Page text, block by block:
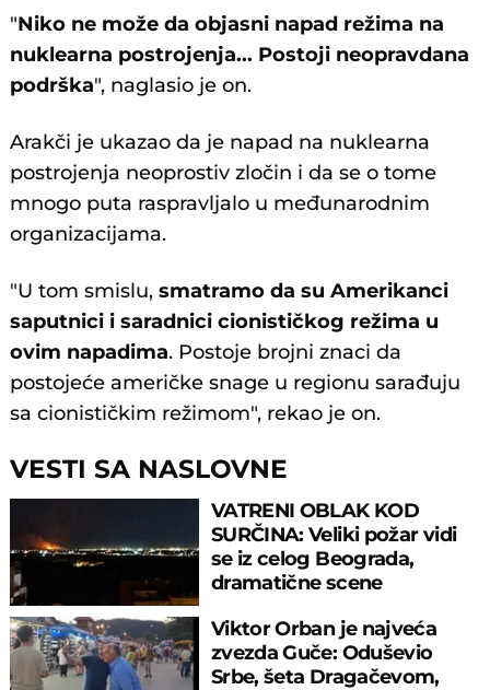
"Niko ne može da objasni napad režima na
nuklearna postrojenja... Postoji neopravdana
podrška", naglasio je on.
Arakči je ukazao da je napad na nuklearna
postrojenja neoprostiv zločin i da se o tome
mnogo puta raspravljalo u međunarodnim
organizacijama.
"U tom smislu,smatramo da su Amerikanci
saputnici i saradnici cionističkog režima u
ovim napadima. Postoje brojni znaci da
postojeće američke snage u regionu sarađuju
sa cionističkim režimom", rekao je on.
VESTI SA NASLOVNE
VATRENI OBLAK KOD
SURČINA: Veliki požar vidi
se iz celog Beograda,
dramatične scene
Viktor Orban je najveća
zvezda Guče: Oduševio
Srbe, šeta Dragačevom,